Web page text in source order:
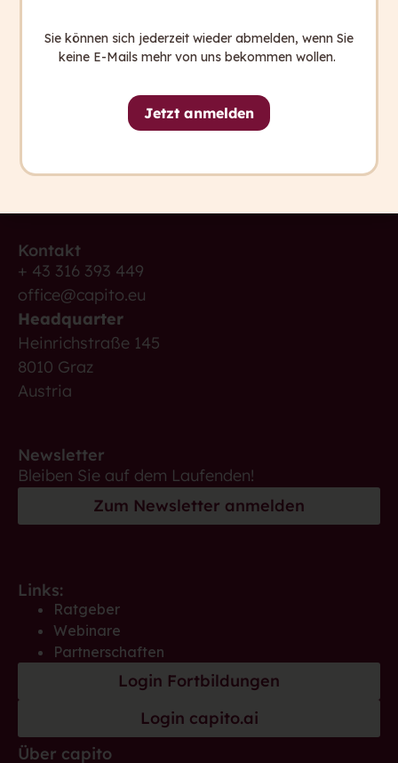
Wir wollen, dass in Zukunft alle Menschen
sagen können: „Ich habe verstanden.”
Sie haben Fragen?
Kontakt aufnehmen
Kontakt
+ 43 316 393 449
office@capito.eu
Headquarter
Heinrichstraße 145
8010 Graz
Austria
Newsletter
Bleiben Sie auf dem Laufenden!
Zum Newsletter anmelden
Links:
Ratgeber
Webinare
Partnerschaften
Login Fortbildungen
Login capito.ai
Über capito
Sie können sich jederzeit wieder abmelden, wenn Sie
keine E-Mails mehr von uns bekommen wollen.
Jetzt anmelden